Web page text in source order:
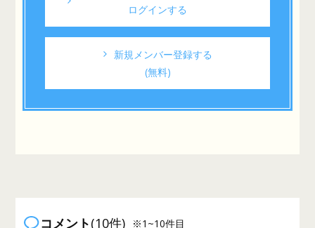
ログインする
新規メンバー登録する
(無料)
コメント(10件) ※1~10件目